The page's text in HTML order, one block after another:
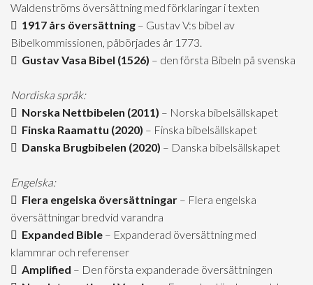
Waldenströms översättning med förklaringar i texten
1917 års översättning – Gustav V:s bibel av
Bibelkommissionen, påbörjades år 1773.
Gustav Vasa Bibel (1526) – den första Bibeln på svenska
Nordiska språk:
Norska Nettbibelen (2011) – Norska bibelsällskapet
Finska Raamattu (2020) – Finska bibelsällskapet
Danska Brugbibelen (2020) – Danska bibelsällskapet
Engelska:
Flera engelska översättningar – Flera engelska
översättningar bredvid varandra
Expanded Bible – Expanderad översättning med
klammrar och referenser
Amplified – Den första expanderade översättningen